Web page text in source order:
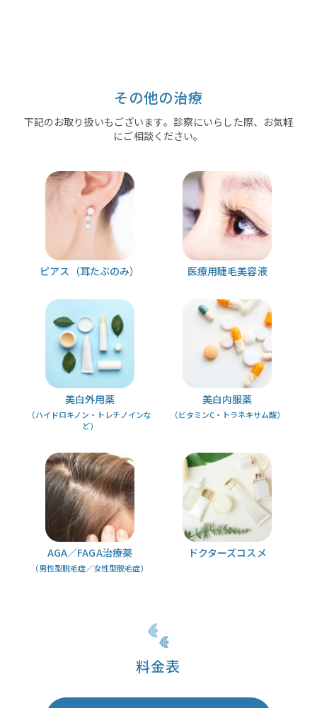
その他の治療
下記のお取り扱いもございます。診察にいらした際、お気軽
にご相談ください。
ピアス（耳たぶのみ） 医療用睫毛美容液
美白外用薬
（ハイドロキノン・トレチノインな
ど）
美白内服薬
（ビタミンC・トラネキサム酸）
AGA／FAGA治療薬
（男性型脱毛症／女性型脱毛症）
ドクターズコスメ
料金表